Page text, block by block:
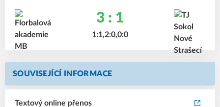
3 : 1
1:1,2:0,0:0
SOUVISEJÍCÍ INFORMACE
Textový online přenos